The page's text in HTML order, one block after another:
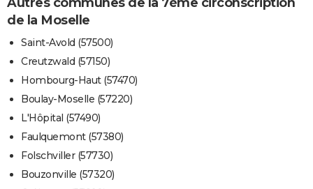
de la Moselle
Saint-Avold (57500)
Creutzwald (57150)
Hombourg-Haut (57470)
Boulay-Moselle (57220)
L'Hôpital (57490)
Faulquemont (57380)
Folschviller (57730)
Bouzonville (57320)